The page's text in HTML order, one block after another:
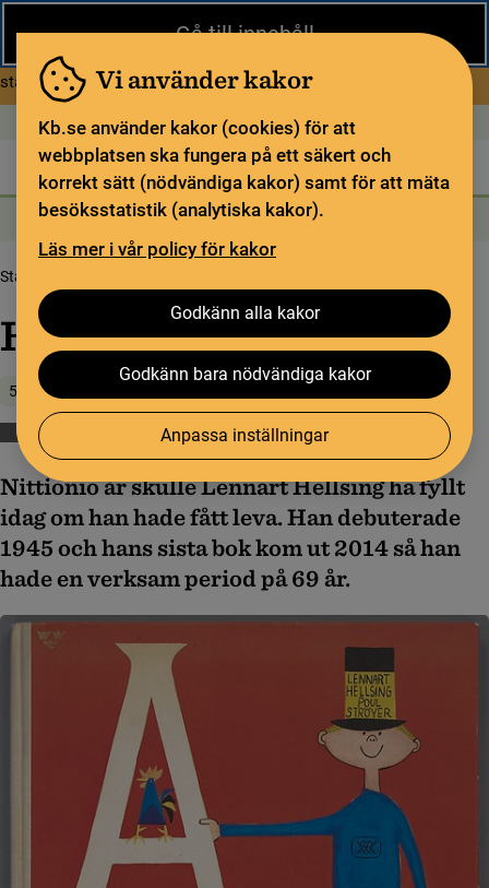
Gå till innehåll
Under sommaren har KB begränsad service och särskilda
öppettider. Vissa veckor är en del funktioner och samlingar
stängda.Läs mer om Begränsad service i sommar
Vi använder kakor
Kb.se använder kakor (cookies) för att
webbplatsen ska fungera på ett säkert och
korrekt sätt (nödvändiga kakor) samt för att mäta
besöksstatistik (analytiska kakor).
Läs mer i vår policy för kakor
Godkänn alla kakor
Godkänn bara nödvändiga kakor
Anpassa inställningar
Öppet idag: 9–18In English
Biblioteket För bibliotekssektorn Pliktleverans och ISBN
Sök Sök
Söktjänster
Startsida
Hell­sings­ka gift­pin­nar
5 juni 2018
Barnböcker
Nittionio år skulle Lennart Hellsing ha fyllt
idag om han hade fått leva. Han debuterade
1945 och hans sista bok kom ut 2014 så han
hade en verksam period på 69 år.